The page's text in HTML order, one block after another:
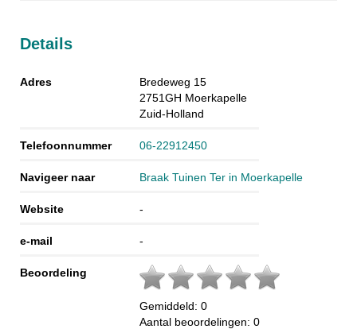
Details
Adres
Bredeweg 15
2751GH Moerkapelle
Zuid-Holland
Telefoonnummer 06-22912450
Navigeer naar Braak Tuinen Ter in Moerkapelle
Website -
e-mail -
Beoordeling
Gemiddeld: 0
Aantal beoordelingen: 0